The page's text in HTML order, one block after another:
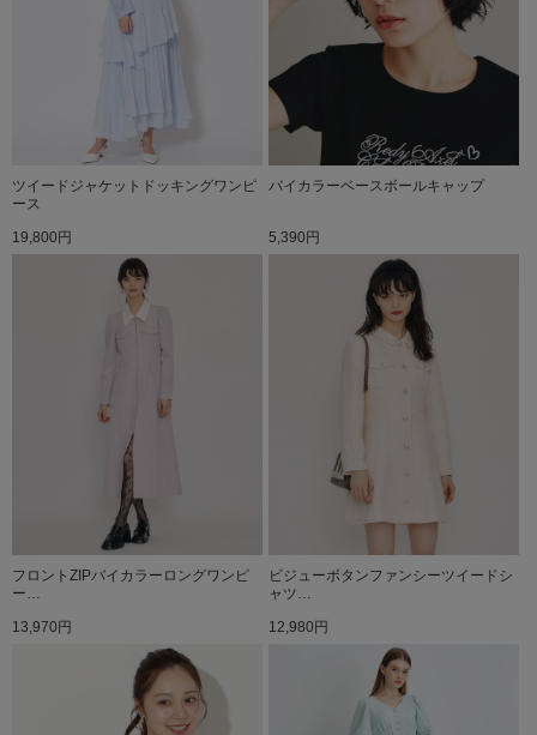
ツイードジャケットドッキングワンピ
ース
19,800円
バイカラーベースボールキャップ
5,390円
フロントZIPバイカラーロングワンピ
ー…
13,970円
ビジューボタンファンシーツイードシ
ャツ…
12,980円